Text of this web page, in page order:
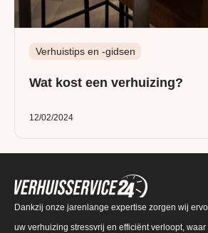
Verhuistips en -gidsen
Wat kost een verhuizing?
12/02/2024
Dankzij onze jarenlange expertise zorgen wij
uw verhuizing stressvrij en efficiënt verloopt, waar